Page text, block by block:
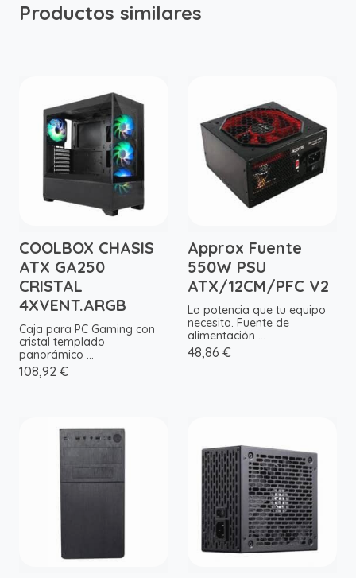
Productos similares
COOLBOX CHASIS
ATX GA250
CRISTAL
4XVENT.ARGB
Caja para PC Gaming con
cristal templado
panorámico ...
108,92 €
Approx Fuente
550W PSU
ATX/12CM/PFC V2
La potencia que tu equipo
necesita. Fuente de
alimentación ...
48,86 €